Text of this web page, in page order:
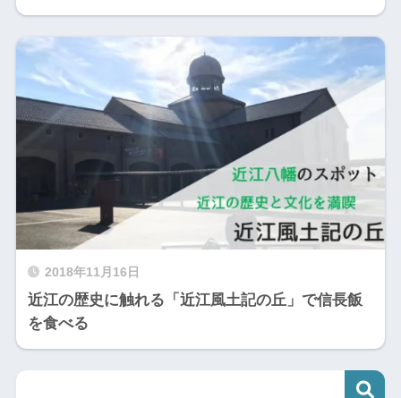
2018年11月16日
近江の歴史に触れる「近江風土記の丘」で信長飯
を食べる